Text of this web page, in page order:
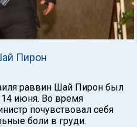
Пирон
раввин Шай Пирон был
14 июня. Во время
почувствовал себя
боли в груди.